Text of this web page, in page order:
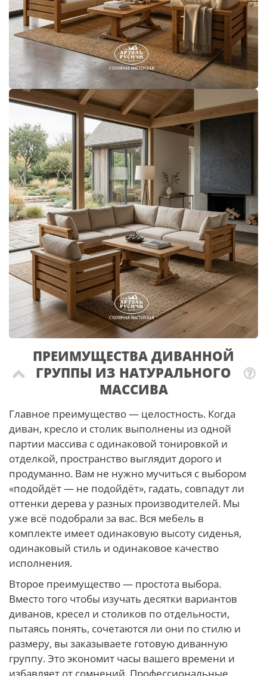
ПРЕИМУЩЕСТВА ДИВАННОЙ
ГРУППЫ ИЗ НАТУРАЛЬНОГО
МАССИВА
Главное преимущество — целостность. Когда
диван, кресло и столик выполнены из одной
партии массива с одинаковой тонировкой и
отделкой, пространство выглядит дорого и
продуманно. Вам не нужно мучиться с выбором
«подойдёт — не подойдёт», гадать, совпадут ли
оттенки дерева у разных производителей. Мы
уже всё подобрали за вас. Вся мебель в
комплекте имеет одинаковую высоту сиденья,
одинаковый стиль и одинаковое качество
исполнения.
Второе преимущество — простота выбора.
Вместо того чтобы изучать десятки вариантов
диванов, кресел и столиков по отдельности,
пытаясь понять, сочетаются ли они по стилю и
размеру, вы заказываете готовую диванную
группу. Это экономит часы вашего времени и
избавляет от сомнений. Профессиональные